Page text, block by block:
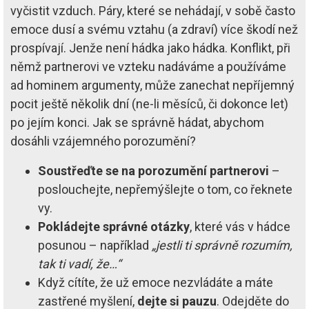
vyčistit vzduch. Páry, které se nehádají, v sobě často
emoce dusí a svému vztahu (a zdraví) více škodí než
prospívají. Jenže není hádka jako hádka. Konflikt, při
němž partnerovi ve vzteku nadáváme a používáme
ad hominem argumenty, může zanechat nepříjemný
pocit ještě několik dní (ne-li měsíců, či dokonce let)
po jejím konci. Jak se správně hádat, abychom
dosáhli vzájemného porozumění?
Soustřeďte se na porozumění partnerovi –
poslouchejte, nepřemýšlejte o tom, co řeknete
vy.
Pokládejte správné otázky, které vás v hádce
posunou – například „jestli ti správně rozumím,
tak ti vadí, že…“
Když cítíte, že už emoce nezvládáte a máte
zastřené myšlení, dejte si pauzu. Odejděte do